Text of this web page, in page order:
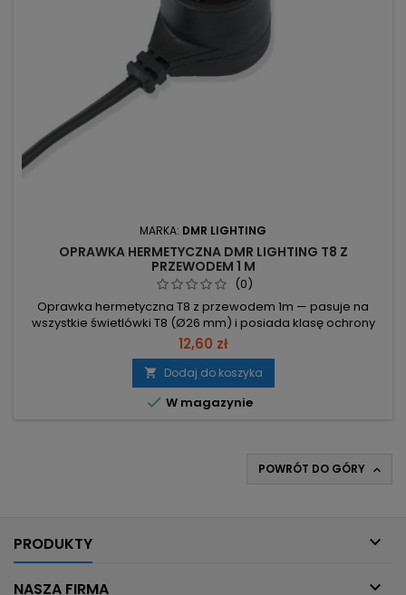
MARKA: DMR LIGHTING
OPRAWKA HERMETYCZNA DMR LIGHTING T8 Z
PRZEWODEM 1 M
(0)
Oprawka hermetyczna T8 z przewodem 1m — pasuje na
wszystkie świetlówki T8 (Ø26 mm) i posiada klasę ochrony
IP44. Średnica Ø26 mm – kompatybilna ze wszystkimi
świetlówkami T8. IP44 – odporność na bryzgi, odpowiednia
do wilgotnych pomieszczeń. Korpus zewnętrzny i kołnierz z
gumy, korpus wewnętrzny z poliwęglanu – trwała i szczelna
konstrukcja....
12,60 zł
 Dodaj do koszyka
 W magazynie
POWRÓT DO GÓRY 
PRODUKTY 
NASZA FIRMA 